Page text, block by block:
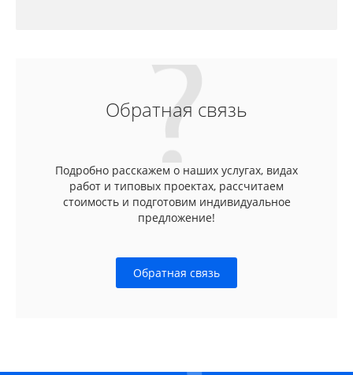
Обратная связь
Подробно расскажем о наших услугах, видах
работ и типовых проектах, рассчитаем
стоимость и подготовим индивидуальное
предложение!
Обратная связь